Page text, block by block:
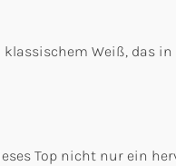
Weiß, das
Top nicht nur ein